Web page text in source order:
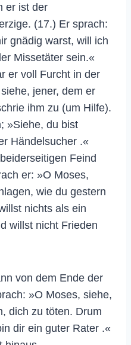
er ist der
(17.) Er sprach:
gnädig warst, will ich
Missetäter sein.«
er voll Furcht in der
jener, dem er
ihm zu (um Hilfe).
»Siehe, du bist
Händelsucher .«
Feind
er: »O Moses,
wie du gestern
nichts als ein
willst nicht Frieden
von dem Ende der
»O Moses, siehe,
dich zu töten. Drum
dir ein guter Rater .«